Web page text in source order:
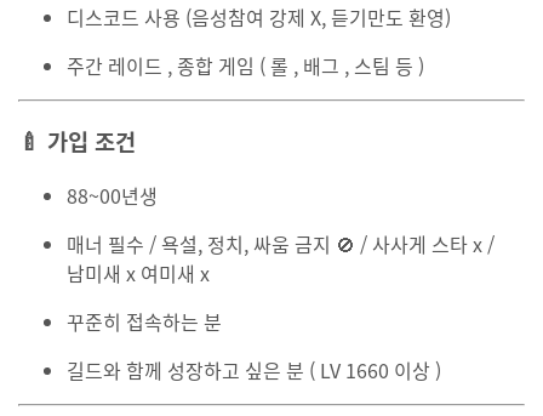
디스코드 사용 (음성참여 강제 X, 듣기만도 환영)
주간 레이드 , 종합 게임 ( 롤 , 배그 , 스팀 등 )
🍼 가입 조건
88~00년생
매너 필수 / 욕설, 정치, 싸움 금지 🚫 / 사사게 스타 x /
남미새 x 여미새 x
꾸준히 접속하는 분
길드와 함께 성장하고 싶은 분 ( LV 1660 이상 )